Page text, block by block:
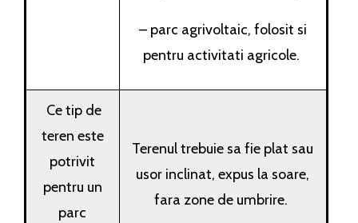
– parc agrivoltaic, folosit si
pentru activitati agricole.
Ce tip de
teren este
potrivit
pentru un
parc
Terenul trebuie sa fie plat sau
usor inclinat, expus la soare,
fara zone de umbrire.